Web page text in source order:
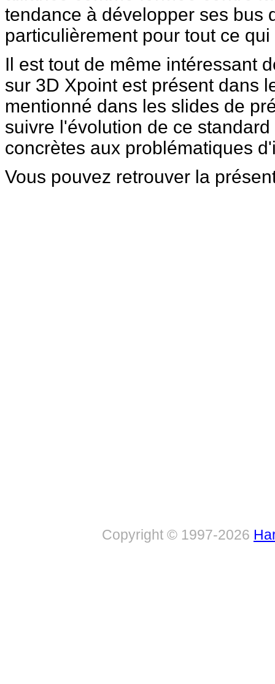
tendance à développer ses bus
particulièrement pour tout ce
Il est tout de même intéressant
sur 3D Xpoint est présent dans
mentionné dans les slides de
suivre l'évolution de ce
concrètes aux problématiques
Vous pouvez retrouver la
Copyright © 1997-2026